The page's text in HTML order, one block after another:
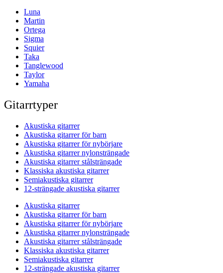
Luna
Martin
Ortega
Sigma
Squier
Taka
Tanglewood
Taylor
Yamaha
Gitarrtyper
Akustiska gitarrer
Akustiska gitarrer för barn
Akustiska gitarrer för nybörjare
Akustiska gitarrer nylonsträngade
Akustiska gitarrer stålsträngade
Klassiska akustiska gitarrer
Semiakustiska gitarrer
12-strängade akustiska gitarrer
Akustiska gitarrer
Akustiska gitarrer för barn
Akustiska gitarrer för nybörjare
Akustiska gitarrer nylonsträngade
Akustiska gitarrer stålsträngade
Klassiska akustiska gitarrer
Semiakustiska gitarrer
12-strängade akustiska gitarrer